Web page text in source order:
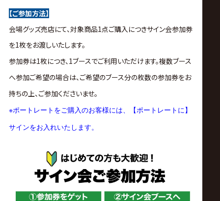
【ご参加方法】
会場グッズ売店にて、対象商品1点ご購入につきサイン会参加券
を1枚をお渡しいたします。
参加券は1枚につき、1ブースでご利用いただけます。複数ブース
へ参加ご希望の場合は、ご希望のブース分の枚数の参加券をお
持ちの上、ご参加くださいませ。
※ポートレートをご購入のお客様には、【ポートレートに】
サインをお入れいたします。